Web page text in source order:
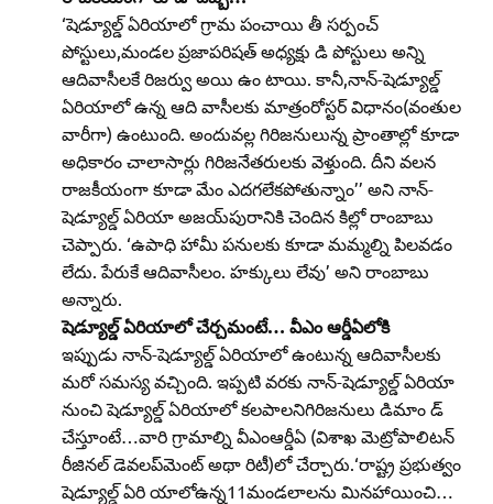
‘షెడ్యూల్డ్‌ ఏరియాలో గ్రామ పంచాయి తీ సర్పంచ్‌
పోస్టులు,మండల ప్రజాపరిషత్‌ అధ్యక్షు డి పోస్టులు అన్ని
ఆదివాసీలకే రిజర్వు అయి ఉం టాయి. కానీ,నాన్‌-షెడ్యూల్డ్‌
ఏరియాలో ఉన్న ఆది వాసీలకు మాత్రంరోస్టర్‌ విధానం(వంతుల
వారీగా) ఉంటుంది. అందువల్ల గిరిజనులున్న ప్రాంతాల్లో కూడా
అధికారం చాలాసార్లు గిరిజనేతరులకు వెళ్తుంది. దీని వలన
రాజకీయంగా కూడా మేం ఎదగలేకపోతున్నాం’’ అని నాన్‌-
షెడ్యూల్డ్‌ ఏరియా అజయ్‌పురానికి చెందిన కిల్లో రాంబాబు
చెప్పారు. ‘ఉపాధి హామీ పనులకు కూడా మమ్మల్ని పిలవడం
లేదు. పేరుకే ఆదివాసీలం. హక్కులు లేవు’ అని రాంబాబు
అన్నారు.
షెడ్యూల్డ్‌ ఏరియాలో చేర్చమంటే… వీఎం ఆర్డీఏలోకి
ఇప్పుడు నాన్‌-షెడ్యూల్డ్‌ ఏరియాలో ఉంటున్న ఆదివాసీలకు
మరో సమస్య వచ్చింది. ఇప్పటి వరకు నాన్‌-షెడ్యూల్డ్‌ ఏరియా
నుంచి షెడ్యూల్డ్‌ ఏరియాలో కలపాలనిగిరిజనులు డిమాం డ్‌
చేస్తూంటే…వారి గ్రామాల్ని వీఎంఆర్డీఏ (విశాఖ మెట్రోపాలిటన్‌
రీజినల్‌ డెవలప్‌మెంట్‌ అథా రిటీ)లో చేర్చారు.‘రాష్ట్ర ప్రభుత్వం
షెడ్యూల్డ్‌ ఏరి యాలోఉన్న11మండలాలను మినహాయించి…